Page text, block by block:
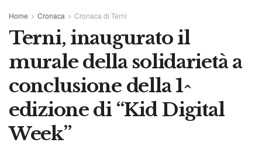
Home Cronaca Cronaca di Terni
Terni, inaugurato il
murale della solidarietà a
conclusione della 1^
edizione di “Kid Digital
Week”